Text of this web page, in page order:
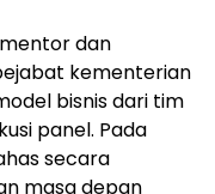
dan
kementerian
bisnis dari tim
panel. Pada
secara
masa depan